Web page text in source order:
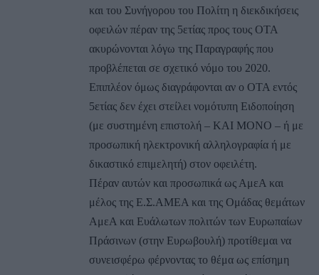
και του Συνήγορου του Πολίτη η διεκδικήσεις
οφειλών πέραν της 5ετίας προς τους ΟΤΑ
ακυρώνονται λόγω της Παραγραφής που
προβλέπεται σε σχετικό νόμο του 2020.
Επιπλέον όμως διαγράφονται αν ο ΟΤΑ εντός
5ετίας δεν έχει στείλει νομότυπη Ειδοποίηση
(με συστημένη επιστολή – ΚΑΙ ΜΟΝΟ – ή με
προσωπική ηλεκτρονική αλληλογραφία ή με
δικαστικό επιμελητή) στον οφειλέτη.
Πέραν αυτών και προσωπικά ως ΑμεΑ και
μέλος της Ε.Σ.ΑΜΕΑ και της Ομάδας θεμάτων
ΑμεΑ και Ευάλωτων πολιτών των Ευρωπαίων
Πράσινων (στην Ευρωβουλή) προτίθεμαι να
συνεισφέρω φέρνοντας το θέμα ως επίσημη